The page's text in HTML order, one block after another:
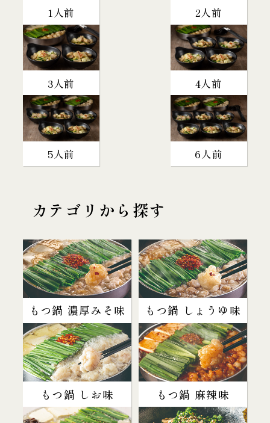
1人前 2人前
3人前 4人前
5人前 6人前
カテゴリから探す
もつ鍋 濃厚みそ味 もつ鍋 しょうゆ味
もつ鍋 しお味 もつ鍋 麻辣味